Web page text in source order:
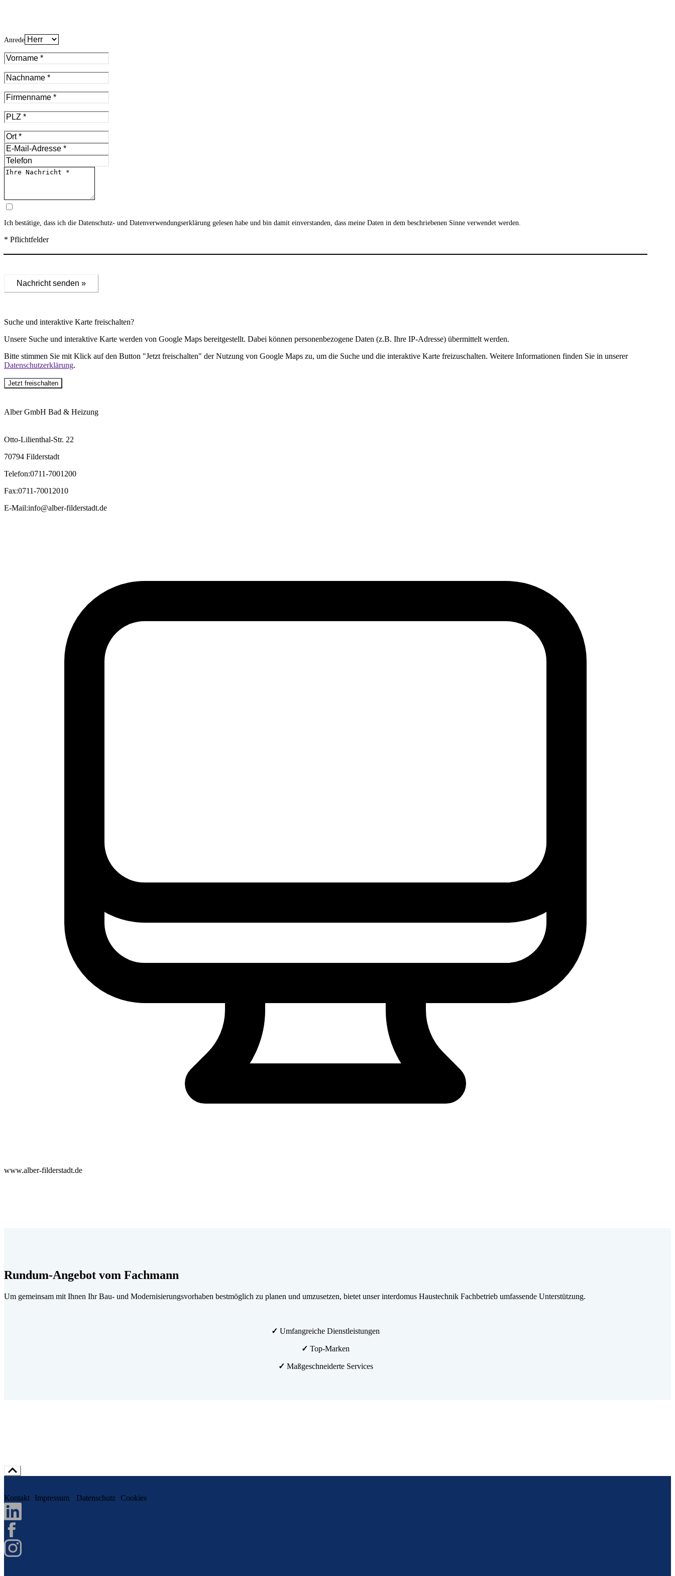
Anrede
Ich bestätige, dass ich die Datenschutz- und Datenverwendungserklärung gelesen habe und bin damit einverstanden, dass meine Daten in dem beschriebenen Sinne verwendet werden.
* Pflichtfelder
Nachricht senden »
Suche und interaktive Karte freischalten?
Unsere Suche und interaktive Karte werden von Google Maps bereitgestellt. Dabei können personenbezogene Daten (z.B. Ihre IP-Adresse) übermittelt werden.
Bitte stimmen Sie mit Klick auf den Button "Jetzt freischalten" der Nutzung von Google Maps zu, um die Suche und die interaktive Karte freizuschalten. Weitere Informationen finden Sie in unserer
Datenschutzerklärung.
Jetzt freischalten
Alber GmbH Bad & Heizung
Otto-Lilienthal-Str. 22
70794 Filderstadt
Telefon:0711-7001200
Fax:0711-70012010
E-Mail:info@alber-filderstadt.de
www.alber-filderstadt.de
Rundum-Angebot vom Fachmann
Um gemeinsam mit Ihnen Ihr Bau- und Modernisierungsvorhaben bestmöglich zu planen und umzusetzen, bietet unser interdomus Haustechnik Fachbetrieb umfassende Unterstützung.
✓ Umfangreiche Dienstleistungen
✓ Top-Marken
✓ Maßgeschneiderte Services
Kontakt Impressum Datenschutz Cookies